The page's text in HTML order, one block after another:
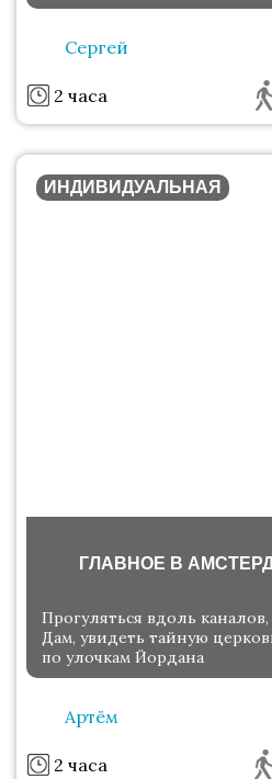
Сергей
2 часа
ИНДИВИДУАЛЬНАЯ
ГЛАВНОЕ В
Прогуляться вдоль
Дам, увидеть тайную
по улочкам Йордана
Артём
2 часа